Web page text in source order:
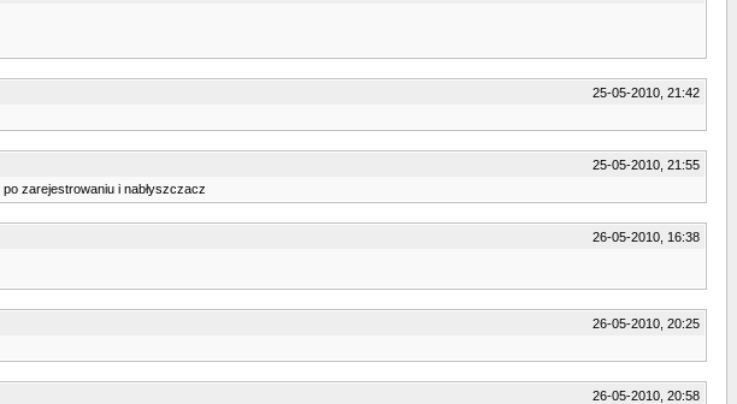
25-05-2010, 21:42
25-05-2010, 21:55
zarejestrowaniu i nabłyszczacz
26-05-2010, 16:38
26-05-2010, 20:25
26-05-2010, 20:58